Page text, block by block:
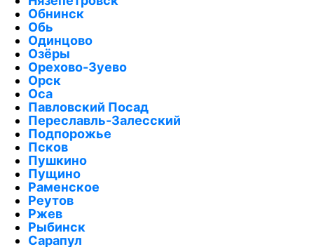
Обнинск
Обь
Одинцово
Озёры
Орехово-Зуево
Орск
Оса
Павловский Посад
Переславль-Залесский
Подпорожье
Псков
Пушкино
Пущино
Раменское
Реутов
Ржев
Рыбинск
Сарапул